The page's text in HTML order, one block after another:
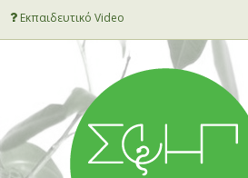
Εκπαιδευτικό Video